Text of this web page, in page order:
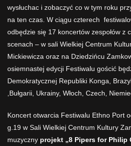
wysłuchac i zobaczyć co w tym roku
na ten czas. W ciągu czterech
odbędzie się 17 koncertów zespołów z
scenach – w sali Wielkiej Centrum
Mickiewicza oraz na Dziedzińcu
osiemnastej edycji Festiwalu gościć
Demokratycznej Republiki Konga,
,Bułgarii, Ukrainy, Włoch, Czech,
Koncert otwarcia Festiwalu Ethno Port
g.19 w Sali Wielkiej Centrum Kultury
muzyczny projekt „8 Pipers for Philip